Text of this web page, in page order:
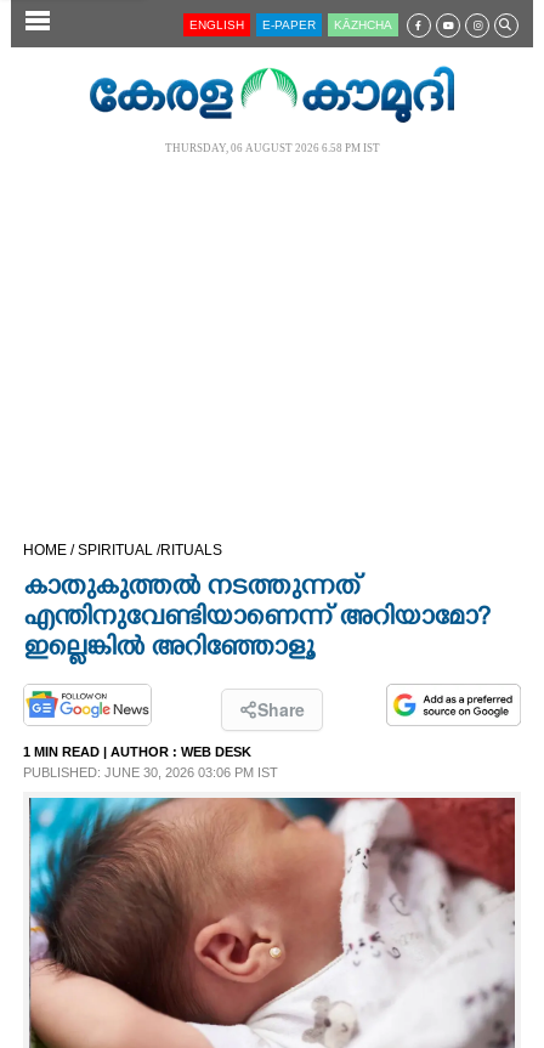
SECTIONS
OPINION
PHOTOS
LIFESTYLE
SPIRITUAL
INFO+
ART
ENGLISH E-PAPER KĀZHCHA
THURSDAY, 06 AUGUST 2026 6.58 PM IST
HOME /SPIRITUAL /RITUALS
കാതുകുത്തൽ നടത്തുന്നത്
എന്തിനുവേണ്ടിയാണെന്ന് അറിയാമോ?
ഇല്ലെങ്കിൽ അറിഞ്ഞോളൂ
Share
1 MIN READ | AUTHOR : WEB DESK
PUBLISHED: JUNE 30, 2026 03:06 PM IST